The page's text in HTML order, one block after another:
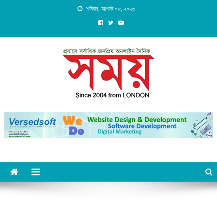
শনিবার, আগস্ট ০৮, ২০২৬
Daily Shomoy, Since 2004
from LONDON